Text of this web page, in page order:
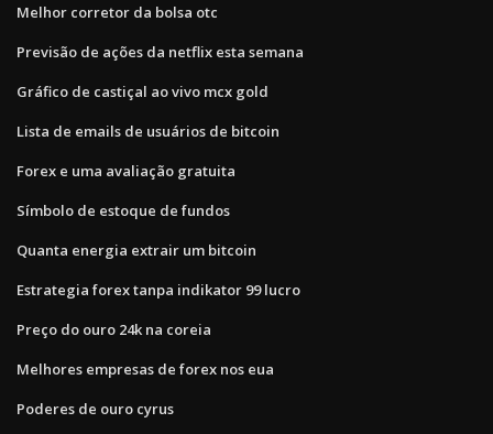
Melhor corretor da bolsa otc
Previsão de ações da netflix esta semana
Gráfico de castiçal ao vivo mcx gold
Lista de emails de usuários de bitcoin
Forex e uma avaliação gratuita
Símbolo de estoque de fundos
Quanta energia extrair um bitcoin
Estrategia forex tanpa indikator 99 lucro
Preço do ouro 24k na coreia
Melhores empresas de forex nos eua
Poderes de ouro cyrus